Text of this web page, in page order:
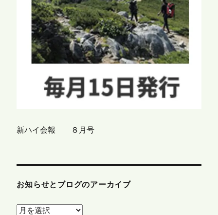
新ハイ会報 ８月号
お知らせとブログのアーカイブ
お